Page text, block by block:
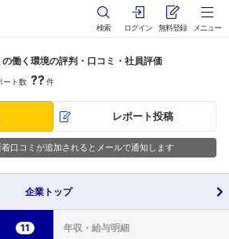
検索 ログイン 無料登録 メニュー
の働く環境の評判・口コミ・社員評価
ート数 ??件
レポート投稿
口コミが追加されるとメールで通知します
企業 トップ
11 年収・ 給与明細